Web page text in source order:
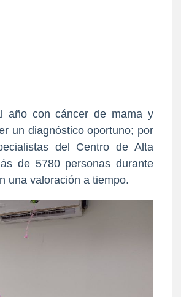
año con cáncer de mama y
un diagnóstico oportuno; por
del Centro de Alta
de 5780 personas durante
una valoración a tiempo.